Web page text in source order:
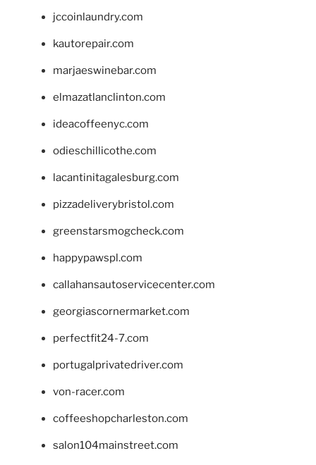
jccoinlaundry.com
kautorepair.com
marjaeswinebar.com
elmazatlanclinton.com
ideacoffeenyc.com
odieschillicothe.com
lacantinitagalesburg.com
pizzadeliverybristol.com
greenstarsmogcheck.com
happypawspl.com
callahansautoservicecenter.com
georgiascornermarket.com
perfectfit24-7.com
portugalprivatedriver.com
von-racer.com
coffeeshopcharleston.com
salon104mainstreet.com